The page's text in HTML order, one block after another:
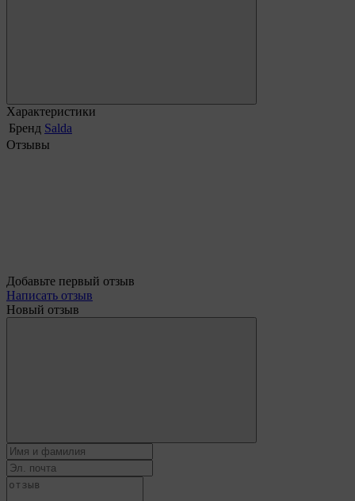
Характеристики
Бренд Salda
Отзывы
Добавьте первый отзыв
Написать отзыв
Новый отзыв